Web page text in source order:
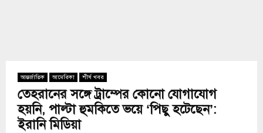
আন্তর্জাতিক আমেরিকা শীর্ষ খবর
তেহরানের সঙ্গে ট্রাম্পের কোনো যোগাযোগ
হয়নি, পাল্টা হুমকিতে ভয়ে ‘পিছু হটেছেন’:
ইরানি মিডিয়া